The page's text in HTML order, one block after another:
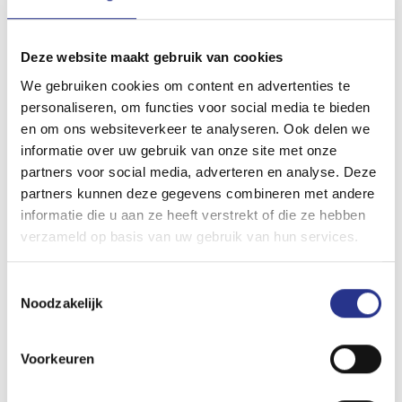
Deze website maakt gebruik van cookies
We gebruiken cookies om content en advertenties te
personaliseren, om functies voor social media te bieden
en om ons websiteverkeer te analyseren. Ook delen we
informatie over uw gebruik van onze site met onze
partners voor social media, adverteren en analyse. Deze
partners kunnen deze gegevens combineren met andere
informatie die u aan ze heeft verstrekt of die ze hebben
verzameld op basis van uw gebruik van hun services.
Noodzakelijk
Voorkeuren
Na 39,5 minuten heeft Ionity liefst 60 kWh in de Mustang
Mache-e gepompt, goed voor ongeveer 80 procent
acculading en 360 kilometer range. Met dat rijbereik
kunnen we Hazeldonk met gemak halen. Dit was
overigens wel een prijzige laadsessie, want bij Ionity
betaal je 0,79 eurocent per kWh. We moeten dus 47,40
euro afrekenen. En daar krijgen we dan ongeveer 280
kilometer rijbereik voor terug. Dat is omgerekend dus
noodzaak doen of uit praktische overwegingen om snel